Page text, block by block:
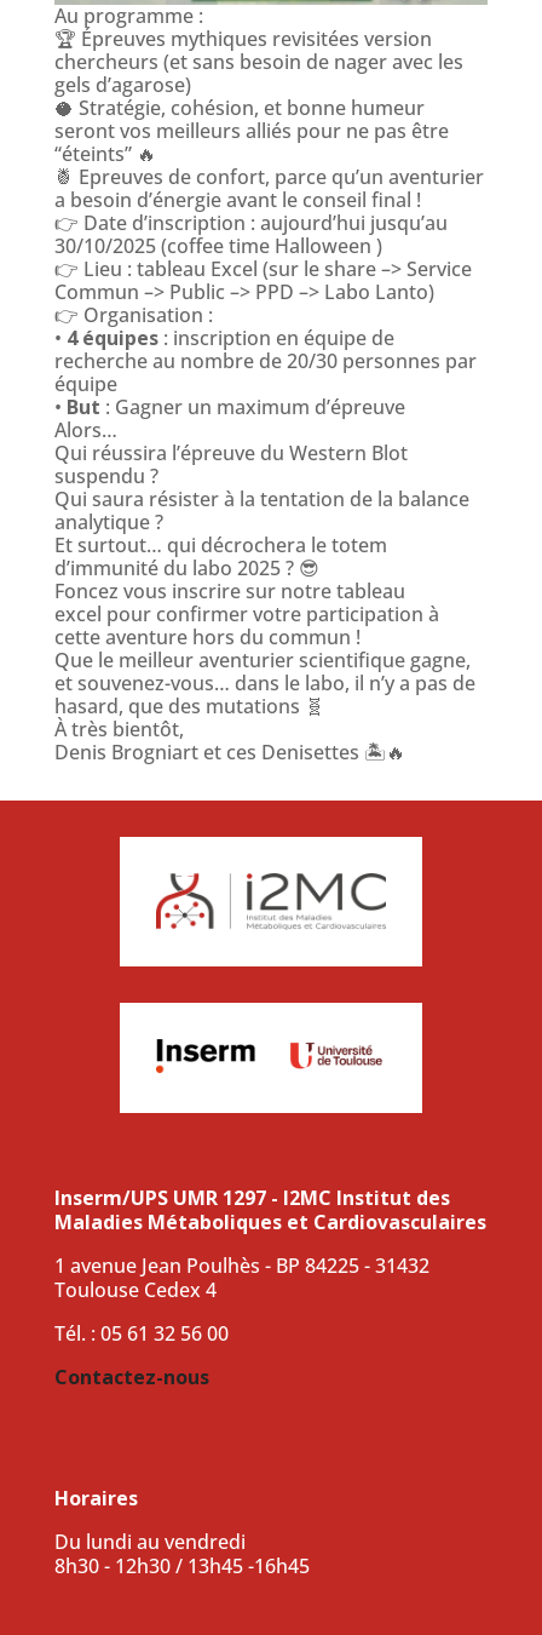
Au programme :
🏆 Épreuves mythiques revisitées version
chercheurs (et sans besoin de nager avec les
gels d’agarose)
🥥 Stratégie, cohésion, et bonne humeur
seront vos meilleurs alliés pour ne pas être
“éteints” 🔥
🍍 Epreuves de confort, parce qu’un aventurier
a besoin d’énergie avant le conseil final !
👉 Date d’inscription : aujourd’hui jusqu’au
30/10/2025 (coffee time Halloween )
👉 Lieu : tableau Excel (sur le share –> Service
Commun –> Public –> PPD –> Labo Lanto)
👉 Organisation :
• 4 équipes: inscription en équipe de
recherche au nombre de 20/30 personnes par
équipe
• But : Gagner un maximum d’épreuve
Alors…
Qui réussira l’épreuve du Western Blot
suspendu ?
Qui saura résister à la tentation de la balance
analytique ?
Et surtout… qui décrochera le totem
d’immunité du labo 2025 ? 😎
Foncez vous inscrire sur notre tableau
excel pour confirmer votre participation à
cette aventure hors du commun !
Que le meilleur aventurier scientifique gagne,
et souvenez-vous… dans le labo, il n’y a pas de
hasard, que des mutations 🧬
À très bientôt,
Denis Brogniart et ces Denisettes 🏝️🔥
Inserm/UPS UMR 1297 - I2MC Institut des
Maladies Métaboliques et Cardiovasculaires
1 avenue Jean Poulhès - BP 84225 - 31432
Toulouse Cedex 4
Tél. : 05 61 32 56 00
Contactez-nous
Horaires
Du lundi au vendredi
8h30 - 12h30 / 13h45 -16h45